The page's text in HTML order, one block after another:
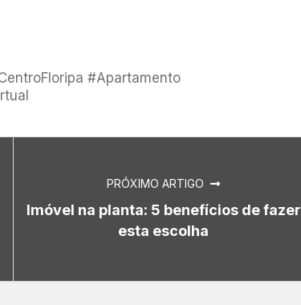
#Apartamento
PRÓXIMO ARTIGO
Imóvel na planta: 5 benefícios de fazer
esta escolha